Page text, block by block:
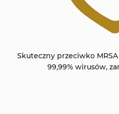
Skuteczny przeciwko MRSA
99,99% wirusów,